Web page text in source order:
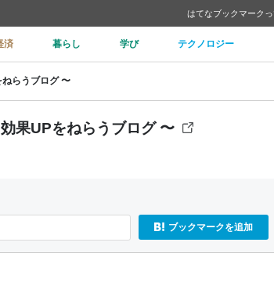
はてなブックマークっ
済 暮らし 学び テクノロジー
らうブログ 〜
果UPをねらうブログ 〜
ブックマークを追加